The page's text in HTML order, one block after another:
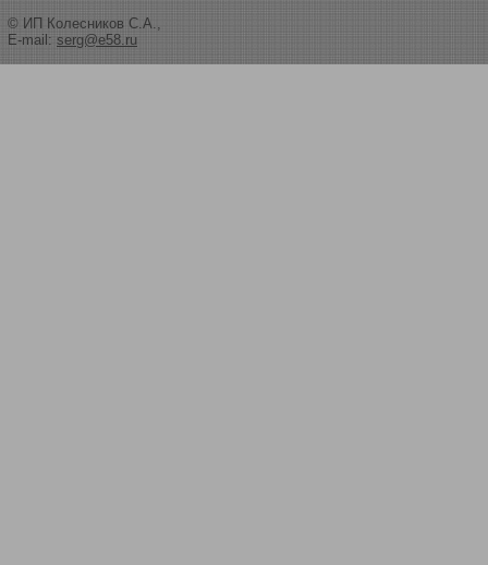
© ИП Колесников С.А.,
E-mail: serg@e58.ru